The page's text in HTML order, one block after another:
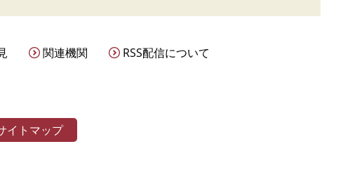
関連機関 RSS配信について
イトマップ